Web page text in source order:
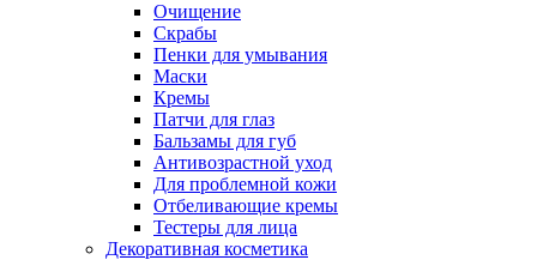
Очищение
Скрабы
Пенки для умывания
Маски
Кремы
Патчи для глаз
Бальзамы для губ
Антивозрастной уход
Для проблемной кожи
Oтбеливающие кремы
Тестеры для лица
Декоративная косметика